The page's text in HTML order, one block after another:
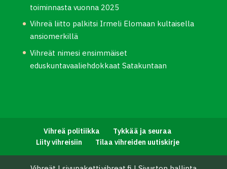
toiminnasta vuonna 2025
Vihreä liitto palkitsi Irmeli Elomaan kultaisella
ansiomerkillä
Vihreät nimesi ensimmäiset
eduskuntavaaliehdokkaat Satakuntaan
Vihreä politiikka
Tykkää ja seuraa
Liity vihreisiin
Tilaa vihreiden uutiskirje